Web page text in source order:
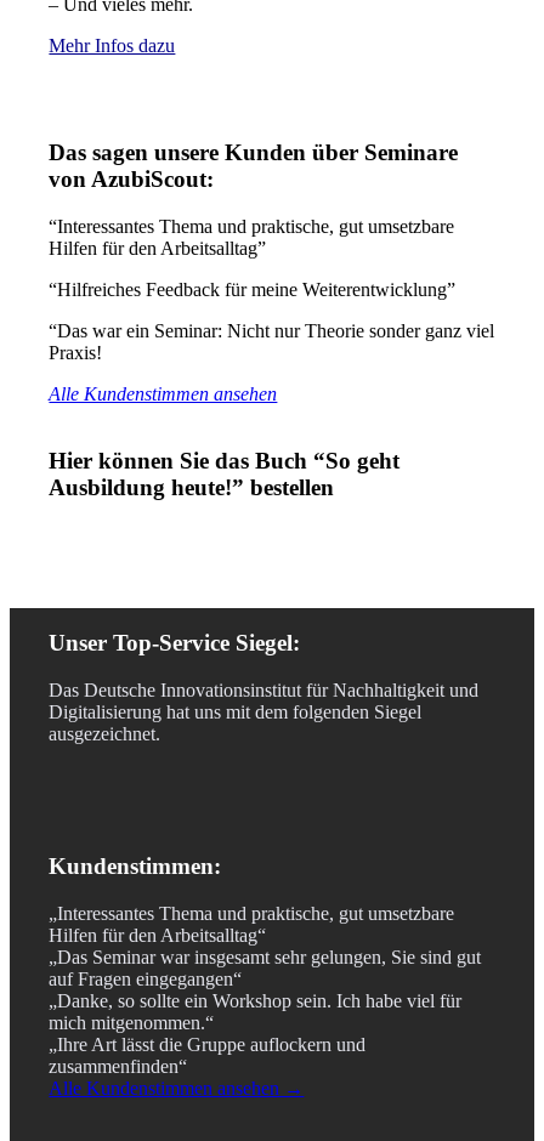
Mehr Infos dazu
Das sagen unsere Kunden über Seminare
von AzubiScout:
“Interessantes Thema und praktische, gut umsetzbare
Hilfen für den Arbeitsalltag”
“Hilfreiches Feedback für meine Weiterentwicklung”
“Das war ein Seminar: Nicht nur Theorie sonder ganz viel
Praxis!
Alle Kundenstimmen ansehen
Hier können Sie das Buch “So geht
Ausbildung heute!” bestellen
Unser Top-Service Siegel:
Das Deutsche Innovationsinstitut für Nachhaltigkeit und
Digitalisierung hat uns mit dem folgenden Siegel
ausgezeichnet.
Kundenstimmen:
„Interessantes Thema und praktische, gut umsetzbare
Hilfen für den Arbeitsalltag“
„Das Seminar war insgesamt sehr gelungen, Sie sind gut
auf Fragen eingegangen“
„Danke, so sollte ein Workshop sein. Ich habe viel für
mich mitgenommen.“
„Ihre Art lässt die Gruppe auflockern und
zusammenfinden“
Alle Kundenstimmen ansehen →